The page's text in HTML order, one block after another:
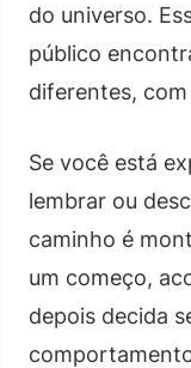
do universo.
público
diferentes,
Se você está
lembrar ou
caminho é
um começo,
depois decida